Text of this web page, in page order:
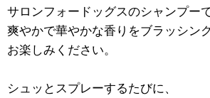
サロンフォードッグスのシャンプー
爽やかで華やかな香りをブラッシン
お楽しみください。
シュッとスプレーするたびに、